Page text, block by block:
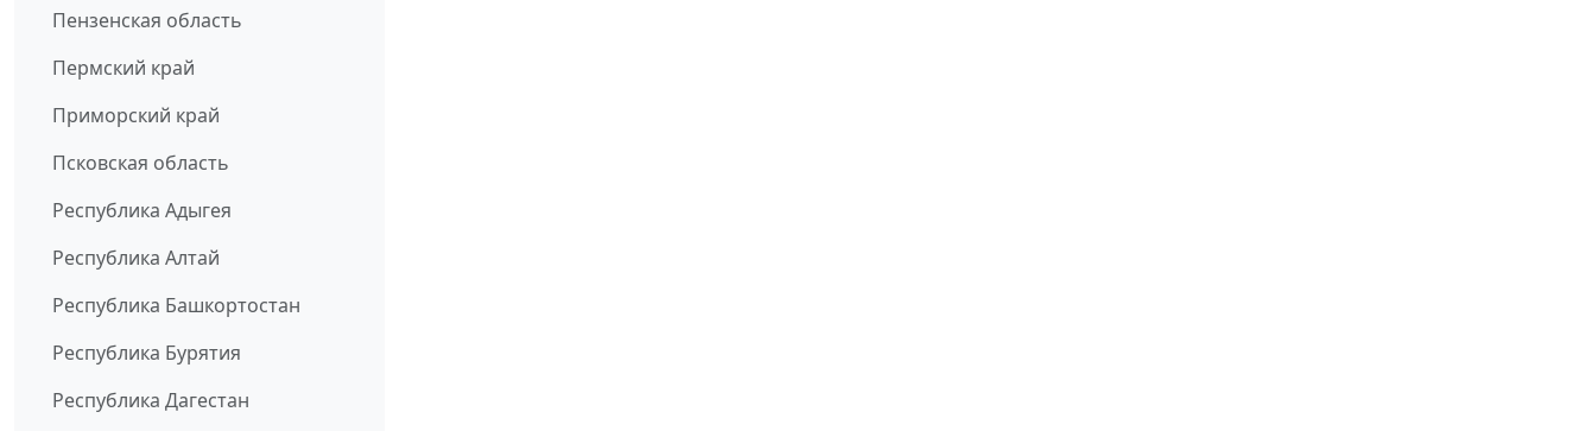
Пензенская область
Пермский край
Приморский край
Псковская область
Республика Адыгея
Республика Алтай
Республика Башкортостан
Республика Бурятия
Республика Дагестан